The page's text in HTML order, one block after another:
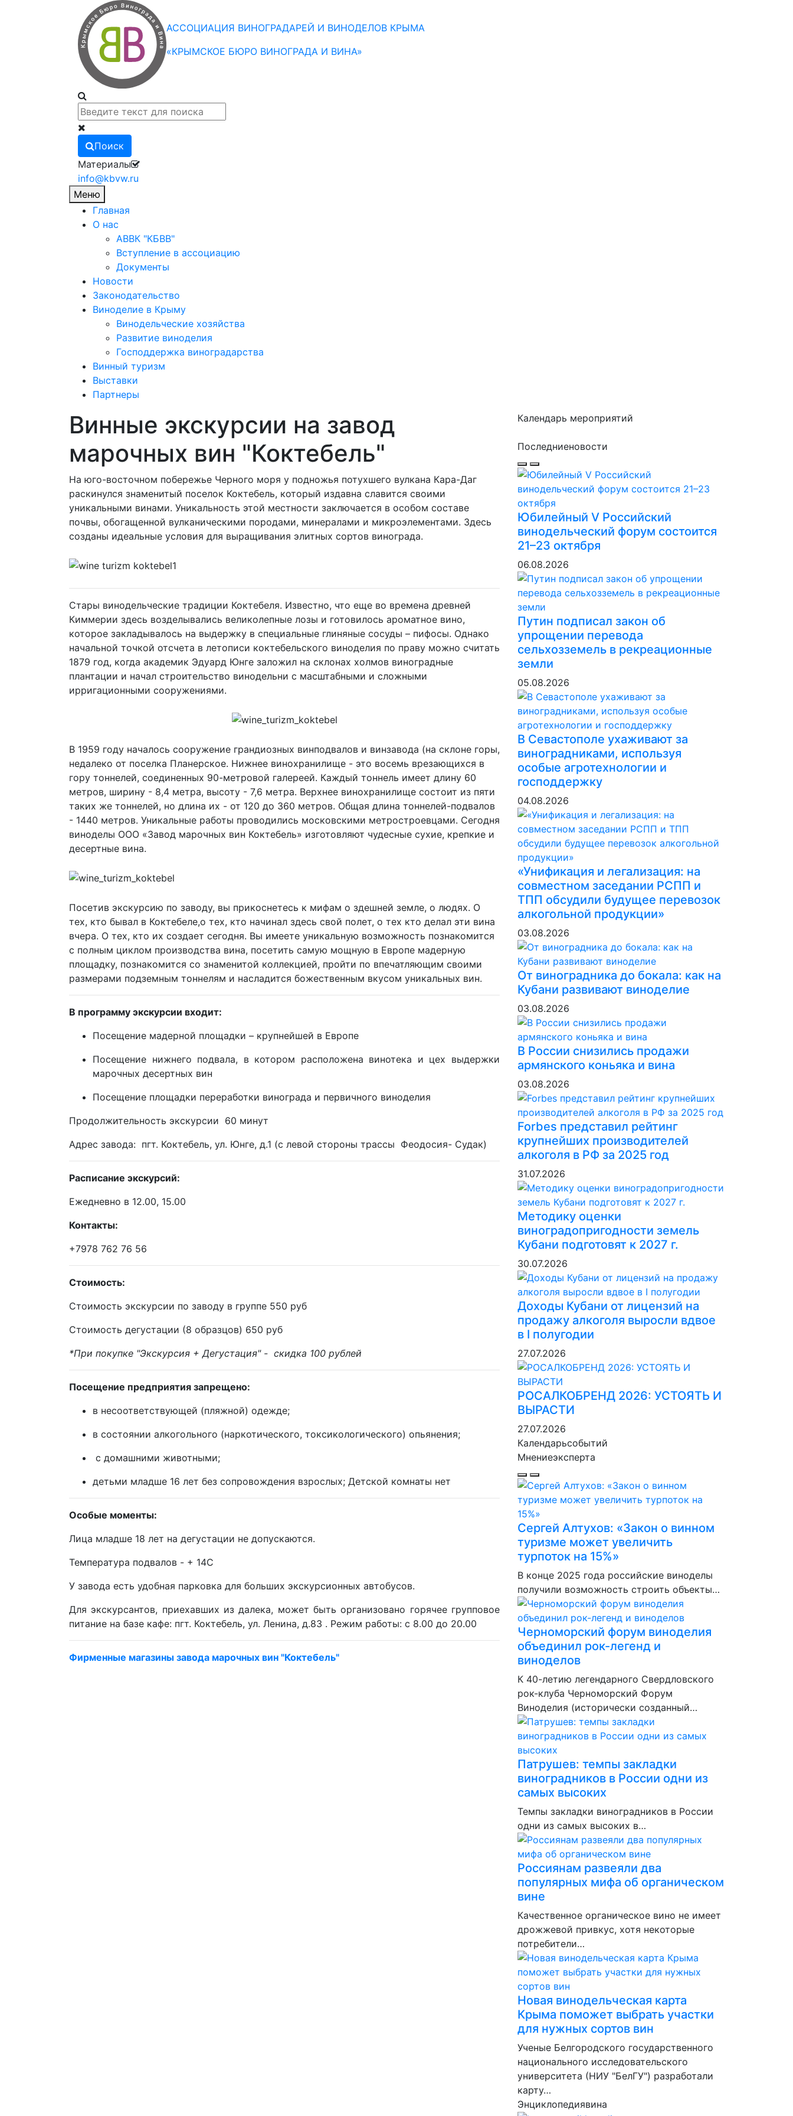
АССОЦИАЦИЯ ВИНОГРАДАРЕЙ И ВИНОДЕЛОВ КРЫМА
«КРЫМСКОЕ БЮРО ВИНОГРАДА И ВИНА»
Поиск
Материалы
info@kbvw.ru
Меню
Главная
О нас
АВВК "КБВВ"
Вступление в ассоциацию
Документы
Новости
Законодательство
Виноделие в Крыму
Винодельческие хозяйства
Развитие виноделия
Господдержка виноградарства
Винный туризм
Выставки
Партнеры
Винные экскурсии на завод
марочных вин "Коктебель"
На юго-восточном побережье Черного моря у подножья потухшего вулкана Кара-Даг
раскинулся знаменитый поселок Коктебель, который издавна славится своими
уникальными винами. Уникальность этой местности заключается в особом составе
почвы, обогащенной вулканическими породами, минералами и микроэлементами. Здесь
созданы идеальные условия для выращивания элитных сортов винограда.
Стары винодельческие традиции Коктебеля. Известно, что еще во времена древней
Киммерии здесь возделывались великолепные лозы и готовилось ароматное вино,
которое закладывалось на выдержку в специальные глиняные сосуды – пифосы. Однако
начальной точкой отсчета в летописи коктебельского виноделия по праву можно считать
1879 год, когда академик Эдуард Юнге заложил на склонах холмов виноградные
плантации и начал строительство винодельни с масштабными и сложными
ирригационными сооружениями.
В 1959 году началось сооружение грандиозных винподвалов и винзавода (на склоне горы,
недалеко от поселка Планерское. Нижнее винохранилище - это восемь врезающихся в
гору тоннелей, соединенных 90-метровой галереей. Каждый тоннель имеет длину 60
метров, ширину - 8,4 метра, высоту - 7,6 метра. Верхнее винохранилище состоит из пяти
таких же тоннелей, но длина их - от 120 до 360 метров. Общая длина тоннелей-подвалов
- 1440 метров. Уникальные работы проводились московскими метростроевцами. Сегодня
виноделы ООО «Завод марочных вин Коктебель» изготовляют чудесные сухие, крепкие и
десертные вина.
Посетив экскурсию по заводу, вы прикоснетесь к мифам о здешней земле, о людях. О
тех, кто бывал в Коктебеле,о тех, кто начинал здесь свой полет, о тех кто делал эти вина
вчера. О тех, кто их создает сегодня. Вы имеете уникальную возможность познакомится
с полным циклом производства вина, посетить самую мощную в Европе мадерную
площадку, познакомится со знаменитой коллекцией, пройти по впечатляющим своими
размерами подземным тоннелям и насладится божественным вкусом уникальных вин.
В программу экскурсии входит:
Посещение мадерной площадки – крупнейшей в Европе
Посещение нижнего подвала, в котором расположена винотека и цех выдержки
марочных десертных вин
Посещение площадки переработки винограда и первичного виноделия
Продолжительность экскурсии 60 минут
Адрес завода: пгт. Коктебель, ул. Юнге, д.1 (с левой стороны трассы Феодосия- Судак)
Расписание экскурсий:
Ежедневно в 12.00, 15.00
Контакты:
+7978 762 76 56
Стоимость:
Стоимость экскурсии по заводу в группе 550 руб
Стоимость дегустации (8 образцов) 650 руб
*При покупке "Экскурсия + Дегустация" - скидка 100 рублей
Посещение предприятия запрещено:
в несоответствующей (пляжной) одежде;
в состоянии алкогольного (наркотического, токсикологического) опьянения;
с домашними животными;
детьми младше 16 лет без сопровождения взрослых; Детской комнаты нет
Особые моменты:
Лица младше 18 лет на дегустации не допускаются.
Температура подвалов - + 14С
У завода есть удобная парковка для больших экскурсионных автобусов.
Для экскурсантов, приехавших из далека, может быть организовано горячее групповое
питание на базе кафе: пгт. Коктебель, ул. Ленина, д.83 . Режим работы: с 8.00 до 20.00
Фирменные магазины завода марочных вин "Коктебель"
Календарь мероприятий
Последниеновости
Юбилейный V Российский
винодельческий форум состоится
21–23 октября
06.08.2026
Путин подписал закон об
упрощении перевода
сельхозземель в рекреационные
земли
05.08.2026
В Севастополе ухаживают за
виноградниками, используя
особые агротехнологии и
господдержку
04.08.2026
«Унификация и легализация: на
совместном заседании РСПП и
ТПП обсудили будущее перевозок
алкогольной продукции»
03.08.2026
От виноградника до бокала: как на
Кубани развивают виноделие
03.08.2026
В России снизились продажи
армянского коньяка и вина
03.08.2026
Forbes представил рейтинг
крупнейших производителей
алкоголя в РФ за 2025 год
31.07.2026
Методику оценки
виноградопригодности земель
Кубани подготовят к 2027 г.
30.07.2026
Доходы Кубани от лицензий на
продажу алкоголя выросли вдвое
в I полугодии
27.07.2026
РОСАЛКОБРЕНД 2026: УСТОЯТЬ И
ВЫРАСТИ
27.07.2026
Календарьсобытий
Мнениеэксперта
Сергей Алтухов: «Закон о винном
туризме может увеличить
турпоток на 15%»
В конце 2025 года российские виноделы
получили возможность строить объекты…
Черноморский форум виноделия
объединил рок-легенд и
виноделов
К 40-летию легендарного Свердловского
рок-клуба Черноморский Форум
Виноделия (исторически созданный…
Патрушев: темпы закладки
виноградников в России одни из
самых высоких
Темпы закладки виноградников в России
одни из самых высоких в…
Россиянам развеяли два
популярных мифа об органическом
вине
Качественное органическое вино не имеет
дрожжевой привкус, хотя некоторые
потребители…
Новая винодельческая карта
Крыма поможет выбрать участки
для нужных сортов вин
Ученые Белгородского государственного
национального исследовательского
университета (НИУ "БелГУ") разработали
карту…
Энциклопедиявина